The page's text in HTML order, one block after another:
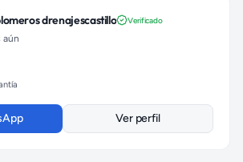
drenajescastillo Verificado
aún
Ver perfil